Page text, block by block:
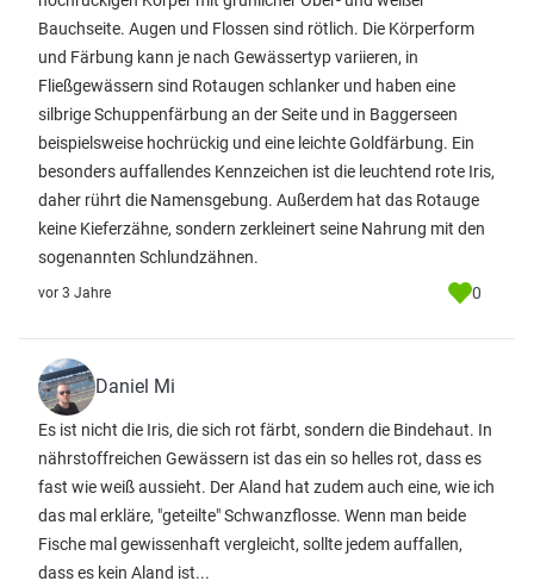
Bauchseite. Augen und Flossen sind rötlich. Die Körperform
und Färbung kann je nach Gewässertyp variieren, in
Fließgewässern sind Rotaugen schlanker und haben eine
silbrige Schuppenfärbung an der Seite und in Baggerseen
beispielsweise hochrückig und eine leichte Goldfärbung. Ein
besonders auffallendes Kennzeichen ist die leuchtend rote Iris,
daher rührt die Namensgebung. Außerdem hat das Rotauge
keine Kieferzähne, sondern zerkleinert seine Nahrung mit den
sogenannten Schlundzähnen.
vor 3 Jahre 0
Daniel Mi
Es ist nicht die Iris, die sich rot färbt, sondern die Bindehaut. In
nährstoffreichen Gewässern ist das ein so helles rot, dass es
fast wie weiß aussieht. Der Aland hat zudem auch eine, wie ich
das mal erkläre, "geteilte" Schwanzflosse. Wenn man beide
Fische mal gewissenhaft vergleicht, sollte jedem auffallen,
dass es kein Aland ist...